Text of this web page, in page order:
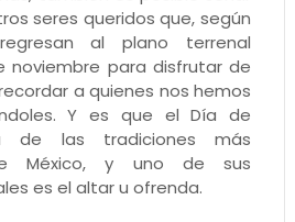
seres queridos que, según
al plano terrenal
noviembre para disfrutar de
a quienes nos hemos
Y es que el Día de
de las tradiciones más
México, y uno de sus
es el altar u ofrenda.